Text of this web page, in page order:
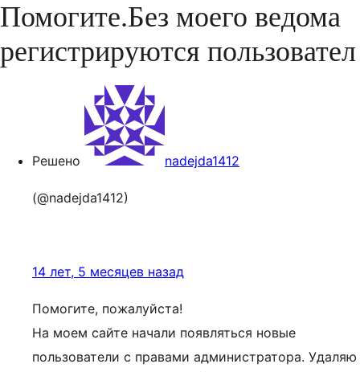
Помогите.Без моего ведома
регистрируются пользовател
Решено nadejda1412
(@nadejda1412)
14 лет, 5 месяцев назад
Помогите, пожалуйста!
На моем сайте начали появляться новые
пользователи с правами администратора. Удаляю